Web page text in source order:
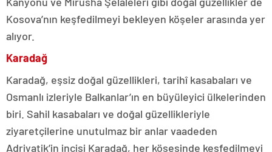
Kosova’nın keşfedilmeyi bekleyen köşeler arasında yer
alıyor.
Karadağ
Karadağ, eşsiz doğal güzellikleri, tarihî kasabaları ve
Osmanlı izleriyle Balkanlar’ın en büyüleyici ülkelerinden
biri. Sahil kasabaları ve doğal güzellikleriyle
ziyaretçilerine unutulmaz bir anlar vaadeden
Adriyatik’in incisi Karadağ, her köşesinde keşfedilmeyi